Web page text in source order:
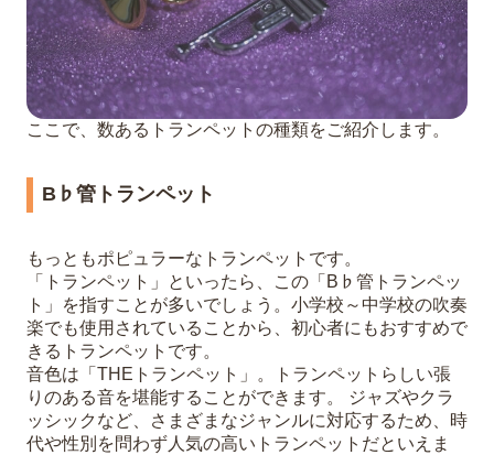
ここで、数あるトランペットの種類をご紹介します。
B♭管トランペット
もっともポピュラーなトランペットです。
「トランペット」といったら、この「B♭管トランペッ
ト」を指すことが多いでしょう。小学校～中学校の吹奏
楽でも使用されていることから、初心者にもおすすめで
きるトランペットです。
音色は「THEトランペット」。トランペットらしい張
りのある音を堪能することができます。 ジャズやクラ
ッシックなど、さまざまなジャンルに対応するため、時
代や性別を問わず人気の高いトランペットだといえま